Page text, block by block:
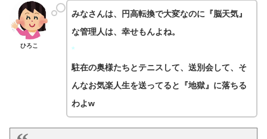
ひろこ
みなさんは、円高転換で大変なのに『脳天気』
な管理人は、幸せもんよね。
*
駐在の奥様たちとテニスして、送別会して、そ
んなお気楽人生を送ってると『地獄』に落ちる
わよw